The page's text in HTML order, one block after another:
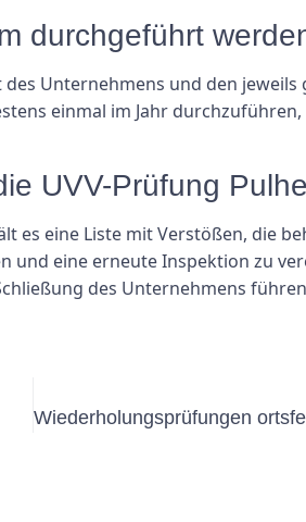
durchgeführt
Unternehmens und den
einmal im Jahr
UVV-Prüfung
es eine Liste mit Verstößen, die
und eine erneute Inspektion zu
des Unternehmens